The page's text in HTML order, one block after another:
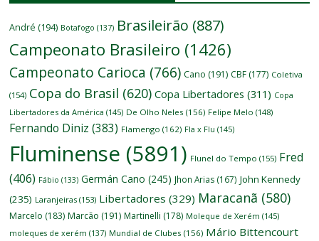
André (194) Botafogo (137) Brasileirão (887)
Campeonato Brasileiro (1426)
Campeonato Carioca (766) Cano (191) CBF (177) Coletiva
(154) Copa do Brasil (620) Copa Libertadores (311) Copa
Libertadores da América (145) De Olho Neles (156) Felipe Melo (148)
Fernando Diniz (383) Flamengo (162) Fla x Flu (145)
Fluminense (5891) Flunel do Tempo (155) Fred
(406) Fábio (133) Germán Cano (245) Jhon Arias (167) John Kennedy
(235) Laranjeiras (153) Libertadores (329) Maracanã (580)
Marcelo (183) Marcão (191) Martinelli (178) Moleque de Xerém (145)
moleques de xerém (137) Mundial de Clubes (156) Mário Bittencourt